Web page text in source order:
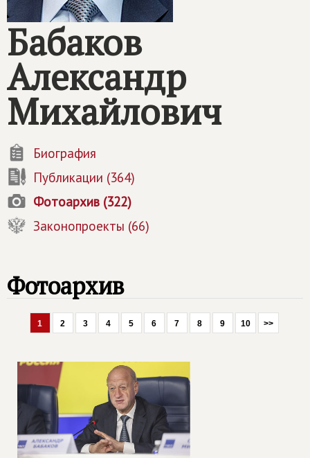
Бабаков
Александр
Михайлович
Биография
Публикации (364)
Фотоархив (322)
Законопроекты (66)
Фотоархив
1 2 3 4 5 6 7 8 9 10 >>